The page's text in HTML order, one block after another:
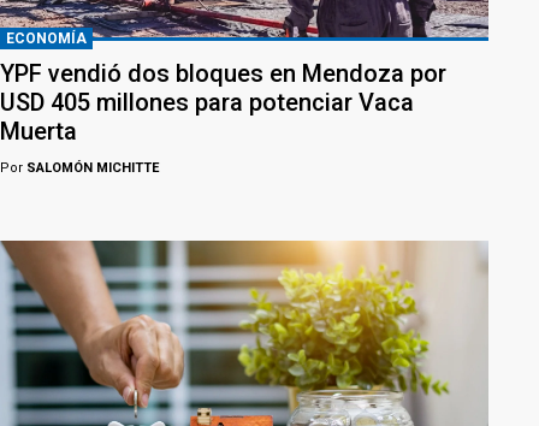
ECONOMÍA
YPF vendió dos bloques en Mendoza por
USD 405 millones para potenciar Vaca
Muerta
Por SALOMÓN MICHITTE